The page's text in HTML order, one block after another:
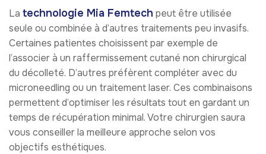
La technologie Mia Femtech peut être utilisée
seule ou combinée à d’autres traitements peu invasifs.
Certaines patientes choisissent par exemple de
l’associer à un raffermissement cutané non chirurgical
du décolleté. D’autres préfèrent compléter avec du
microneedling ou un traitement laser. Ces combinaisons
permettent d’optimiser les résultats tout en gardant un
temps de récupération minimal. Votre chirurgien saura
vous conseiller la meilleure approche selon vos
objectifs esthétiques.